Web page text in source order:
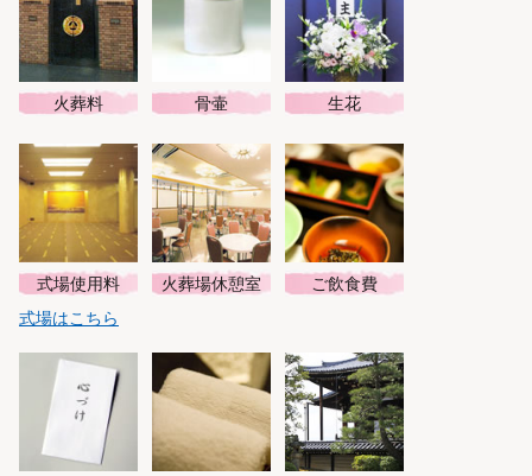
火葬料 骨壷 生花
式場使用料
式場はこちら
火葬場休憩室 ご飲食費